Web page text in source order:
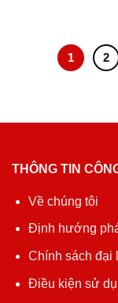
1 2
THÔNG TIN
Về chúng tôi
Định hướng
Chính sách đại
Điều kiện sử